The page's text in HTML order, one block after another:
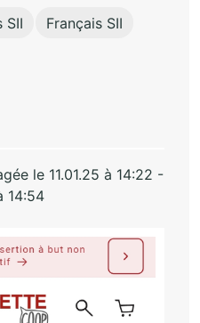
SII Français SII
le 11.01.25 à 14:22 -
14:54